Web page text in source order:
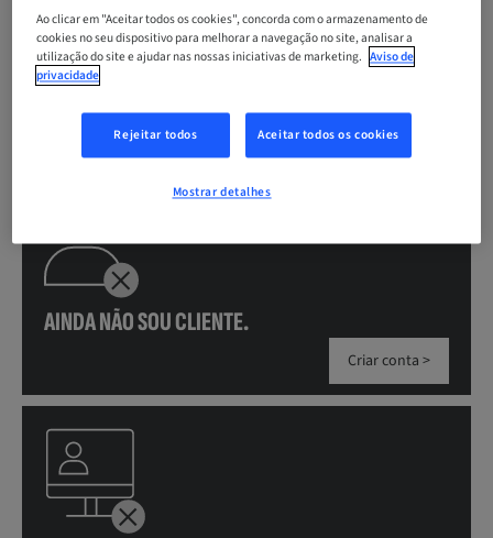
can
use
touch
gestures.
ferramentas carrinho salvo e pedido rápido.
Acesse todos os seus boletos no portal financeiro.
AINDA NÃO SOU CLIENTE.
Criar conta >
Ao clicar em "Aceitar todos os cookies", concorda com o armazenamento de
cookies no seu dispositivo para melhorar a navegação no site, analisar a
utilização do site e ajudar nas nossas iniciativas de marketing. Aviso de
privacidade
Rejeitar todos Aceitar todos os cookies
Mostrar detalhes